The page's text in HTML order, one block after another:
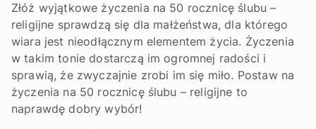
Złóż wyjątkowe życzenia na 50 rocznicę ślubu –
religijne sprawdzą się dla małżeństwa, dla którego
wiara jest nieodłącznym elementem życia. Życzenia
w takim tonie dostarczą im ogromnej radości i
sprawią, że zwyczajnie zrobi im się miło. Postaw na
życzenia na 50 rocznicę ślubu – religijne to
naprawdę dobry wybór!